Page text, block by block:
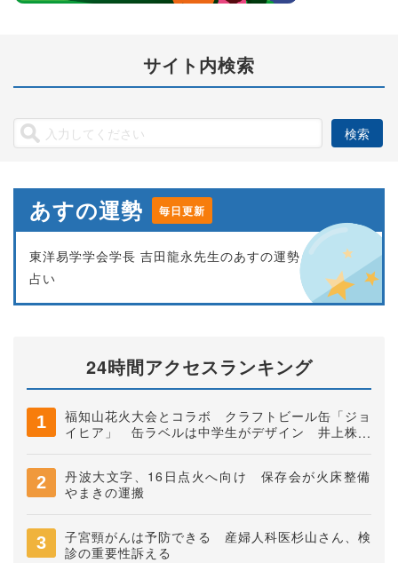
サイト内検索
あすの運勢 毎日更新
東洋易学学会学長 吉田龍永先生のあすの運勢
占い
24時間アクセスランキング
福知山花火大会とコラボ クラフトビール缶「ジョ
イヒア」 缶ラベルは中学生がデザイン 井上株式
丹波大文字、16日点火へ向け 保存会が火床整備
やまきの運搬
子宮頸がんは予防できる 産婦人科医杉山さん、検
診の重要性訴える